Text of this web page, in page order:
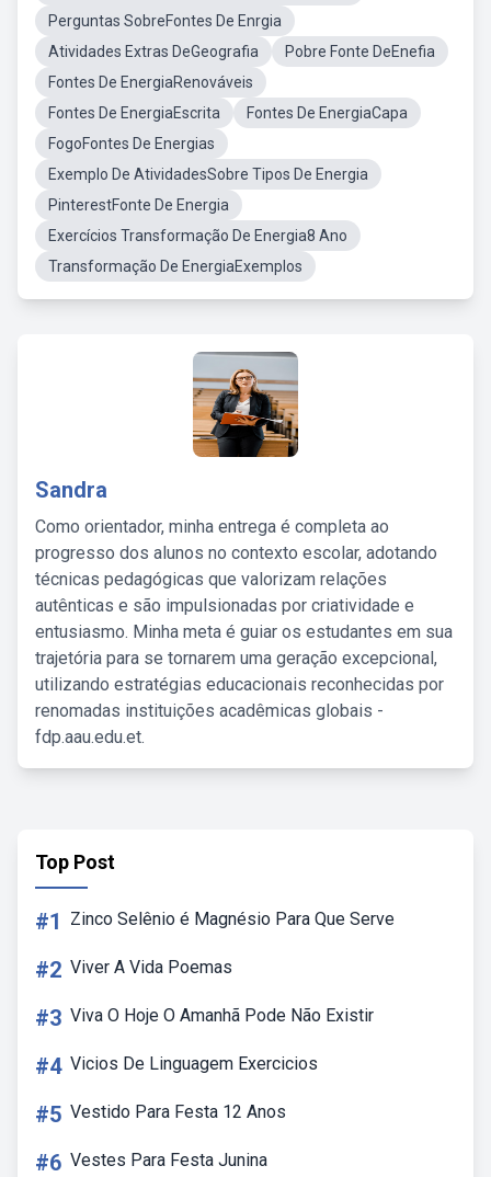
Perguntas SobreFontes De Enrgia
Atividades Extras DeGeografia
Pobre Fonte DeEnefia
Fontes De EnergiaRenováveis
Fontes De EnergiaEscrita
Fontes De EnergiaCapa
FogoFontes De Energias
Exemplo De AtividadesSobre Tipos De Energia
PinterestFonte De Energia
Exercícios Transformação De Energia8 Ano
Transformação De EnergiaExemplos
Sandra
Como orientador, minha entrega é completa ao
progresso dos alunos no contexto escolar, adotando
técnicas pedagógicas que valorizam relações
autênticas e são impulsionadas por criatividade e
entusiasmo. Minha meta é guiar os estudantes em sua
trajetória para se tornarem uma geração excepcional,
utilizando estratégias educacionais reconhecidas por
renomadas instituições acadêmicas globais -
fdp.aau.edu.et.
Top Post
#1 Zinco Selênio é Magnésio Para Que Serve
#2 Viver A Vida Poemas
#3 Viva O Hoje O Amanhã Pode Não Existir
#4 Vicios De Linguagem Exercicios
#5 Vestido Para Festa 12 Anos
#6 Vestes Para Festa Junina